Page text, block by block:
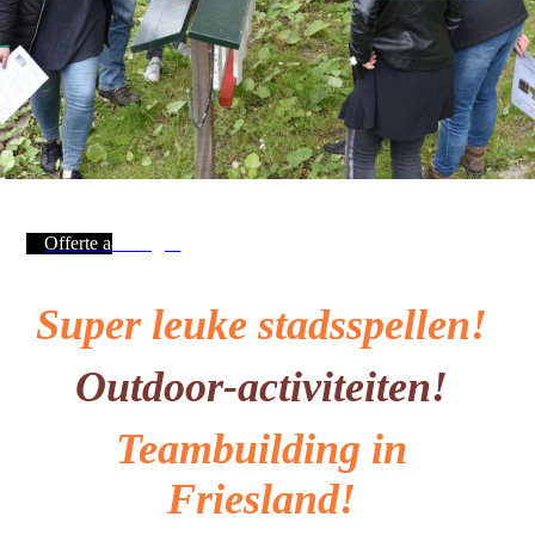
Offerte aanvragen
Super leuke stadsspellen!
Outdoor-activiteiten!
Teambuilding in
Friesland!